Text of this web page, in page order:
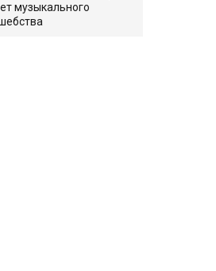
музыкального